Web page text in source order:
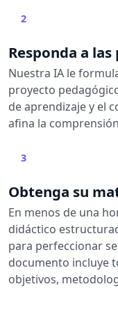
2
Responda a
Nuestra IA le
proyecto
de aprendizaje y el
afina la
3
Obtenga su
En menos de una
didáctico
para perfeccionar
documento incluye
objetivos,